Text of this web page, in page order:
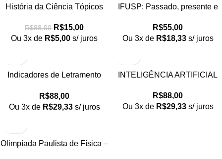
História da Ciência Tópicos
R$88,00 R$15,00
Ou 3x de R$5,00 s/ juros
IFUSP: Passado, presente e
R$55,00
Ou 3x de R$18,33 s/ juros
Indicadores de Letramento
Construções por Meio da
CTSA no Ensino de
R$88,00
Ou 3x de R$29,33 s/ juros
INTELIGÊNCIA ARTIFICIAL
R$88,00
Ou 3x de R$29,33 s/ juros
Olimpíada Paulista de Física –